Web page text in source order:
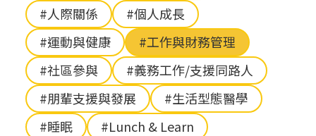
#人際關係
#個人成長
#運動與健康
#工作與財務管理
#社區參與
#義務工作/支援同路人
#朋輩支援與發展
#生活型態醫學
#睡眠
#Lunch & Learn